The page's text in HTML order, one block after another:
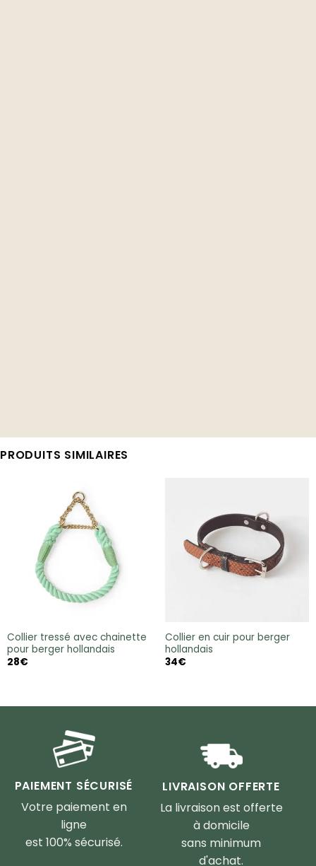
PRODUITS SIMILAIRES
Collier tressé avec chainette
pour berger hollandais
28€
Collier en cuir pour berger
hollandais
34€
PAIEMENT SÉCURISÉ
Votre paiement en
ligne
est 100% sécurisé.
LIVRAISON OFFERTE
La livraison est offerte
à domicile
sans minimum
d'achat.